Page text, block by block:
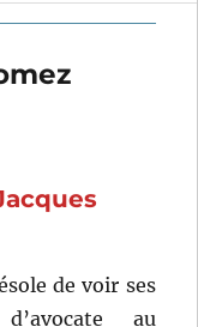
de voir ses
au